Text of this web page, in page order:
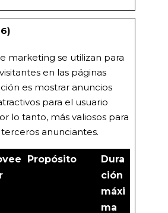
marketing se utilizan para
en las páginas
es mostrar anuncios
para el usuario
lo tanto, más valiosos para
anunciantes.
Propósito
Dura
ción
máxi
ma